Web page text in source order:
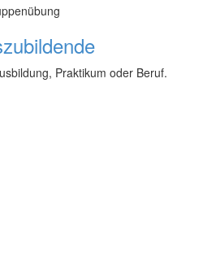
Praktikum oder Beruf.